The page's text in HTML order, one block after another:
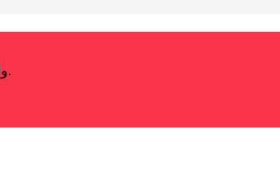
وارد شوید یا یک حساب کاربری جدید ایجاد کنید.